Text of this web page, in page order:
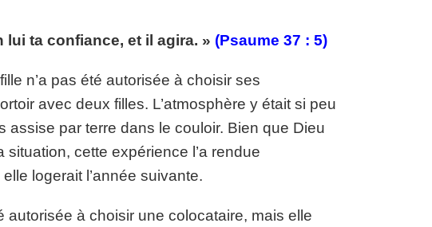
lui ta confiance, et il agira. » (Psaume 37 : 5)
n’a pas été autorisée à choisir ses
avec deux filles. L’atmosphère y était si peu
assise par terre dans le couloir. Bien que Dieu
situation, cette expérience l’a rendue
logerait l’année suivante.
autorisée à choisir une colocataire, mais elle